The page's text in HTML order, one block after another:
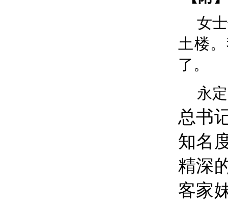
女
土楼
了。
永
总书
知名
精深
客家